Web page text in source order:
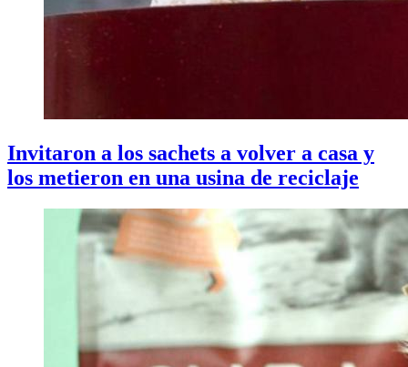
Invitaron a los sachets a volver a casa y
los metieron en una usina de reciclaje